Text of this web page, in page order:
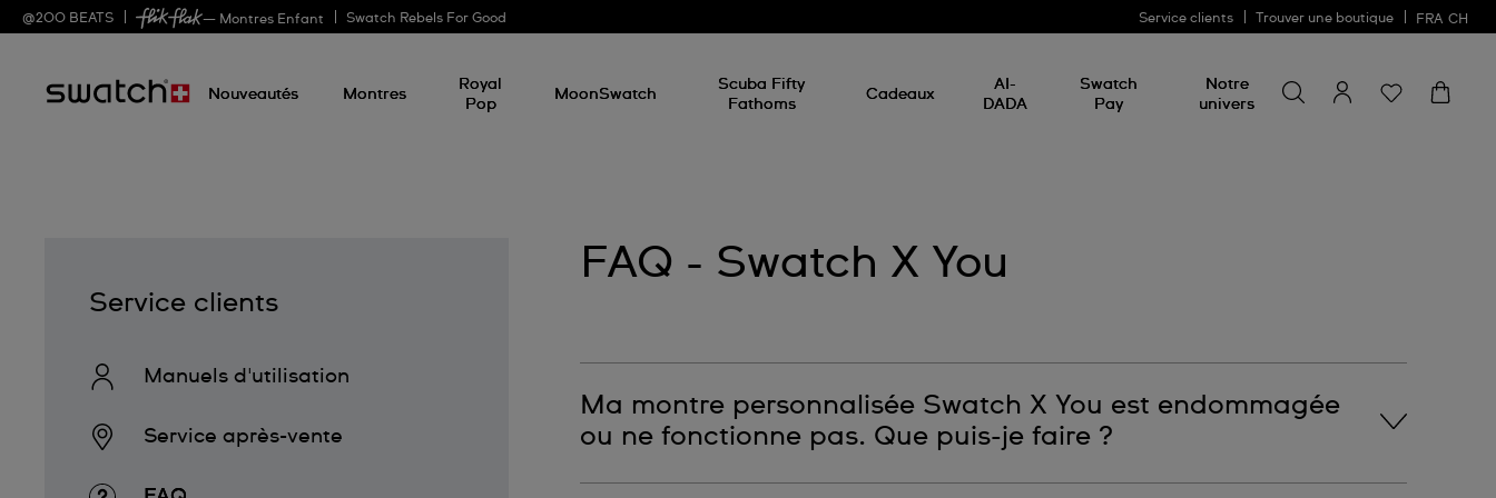
@200 BEATS — Montres Enfant Swatch Rebels For Good Service clients Trouver une boutique FRA CH
Nouveautés Montres
Royal
Pop
MoonSwatch
Scuba Fifty
Fathoms
Cadeaux
AI-
DADA
Swatch
Pay
Notre
univers
un
produit
Service clients
Manuels d'utilisation
Service après-vente
FAQ - Swatch X You
Ma montre personnalisée Swatch X You est endommagée
ou ne fonctionne pas. Que puis-je faire ?